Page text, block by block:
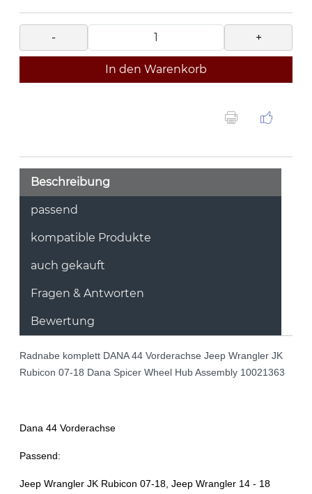
- +
In den Warenkorb
Beschreibung
passend
kompatible Produkte
auch gekauft
Fragen & Antworten
Bewertung
Radnabe komplett DANA 44 Vorderachse Jeep Wrangler JK
Rubicon 07-18 Dana Spicer Wheel Hub Assembly 10021363
Dana 44 Vorderachse
Passend:
Jeep Wrangler JK Rubicon 07-18, Jeep Wrangler 14 - 18